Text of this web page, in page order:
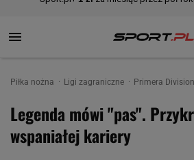
Piłka nożna Ligi zagraniczne Primera Division
Legenda mówi "pas".
wspaniałej kariery